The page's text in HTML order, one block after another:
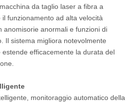
da taglio laser a fibra a
funzionamento ad alta velocità
anomisorie anormali e funzioni di
Il sistema migliora notevolmente
efficacemente la durata del
monitoraggio automatico della